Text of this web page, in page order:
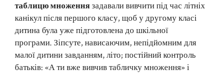
таблицю множеннязадавали вивчити під час літніх
канікул після першого класу, щоб у другому класі
дитина була уже підготовлена до шкільної
програми. Зіпсуте, нависаючим, непідйомним для
малої дитини завданням, літо; постійний контроль
батьків: «А ти вже вивчив табличку множення» і